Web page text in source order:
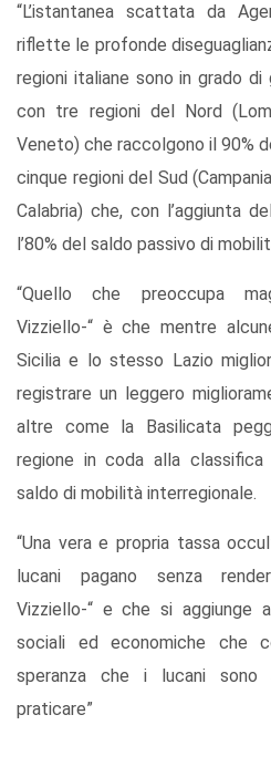
“L’istantanea scattata da
riflette le profonde
regioni italiane sono in grado
con tre regioni del Nord
Veneto) che raccolgono il 90%
cinque regioni del Sud
Calabria) che, con l’aggiunta
l’80% del saldo passivo di
“Quello che preoccupa
Vizziello-“ è che mentre
Sicilia e lo stesso Lazio
registrare un leggero
altre come la Basilicata
regione in coda alla
saldo di mobilità interregionale.
“Una vera e propria tassa
lucani pagano senza
Vizziello-“ e che si aggiunge
sociali ed economiche che
speranza che i lucani
praticare”